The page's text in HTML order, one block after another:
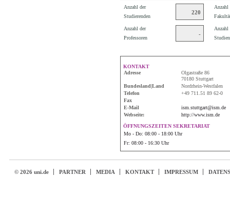
Anzahl der
Studierenden
220
Anzahl
Anzahl der
Professoren
-
Anzahl
KONTAKT
Adresse
Olgastraße 86
70180 Stuttgart
Bundesland|Land
Nordrhein-Westfalen
Telefon
+49 711.51 89 62-0
Fax
E-Mail
ism.stuttgart@ism.de
Webseite:
http://www.ism.de
ÖFFNUNGSZEITEN SEKRETARIAT
Mo - Do: 08:00 - 18:00 Uhr
Fr: 08:00 - 16:30 Uhr
© 2026 uni.de PARTNER MEDIA KONTAKT IMPRESSUM